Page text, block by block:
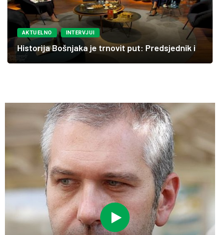
AKTUELNO INTERVJUI
Historija Bošnjaka je trnovit put: Predsjednik i